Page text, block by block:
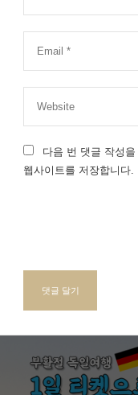
다음 번 댓글 작성
웹사이트를 저장합니다.